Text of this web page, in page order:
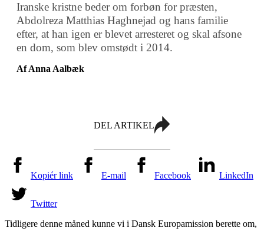
Iranske kristne beder om forbøn for præsten,
Abdolreza Matthias Haghnejad og hans familie
efter, at han igen er blevet arresteret og skal afsone
en dom, som blev omstødt i 2014.
Af Anna Aalbæk
DEL ARTIKEL
Kopiér link E-mail Facebook LinkedIn
Twitter
Tidligere denne måned kunne vi i Dansk Europamission berette om,